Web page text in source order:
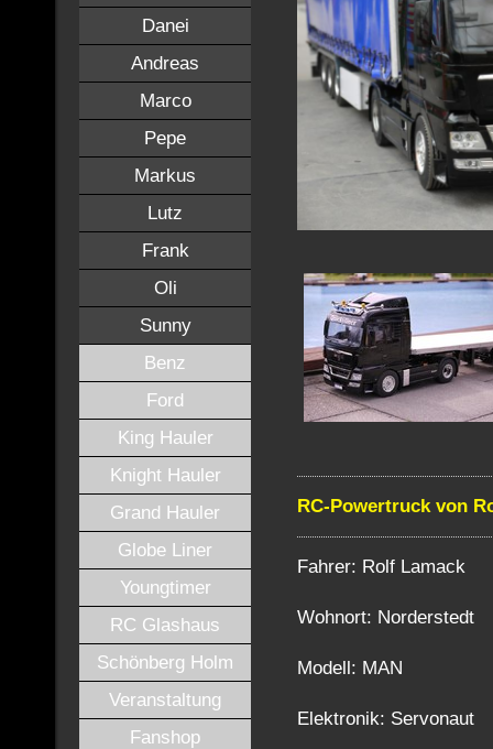
Danei
Andreas
Marco
Pepe
Markus
Lutz
Frank
Oli
Sunny
Benz
Ford
King Hauler
Knight Hauler
Grand Hauler
Globe Liner
Youngtimer
RC Glashaus
Schönberg Holm
Veranstaltung
Fanshop
RC-Powertruck von
Fahrer: Rolf Lamack
Wohnort: Norderstedt
Modell: MAN
Elektronik: Servonaut